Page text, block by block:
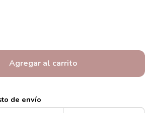
Agregar al carrito
de envío